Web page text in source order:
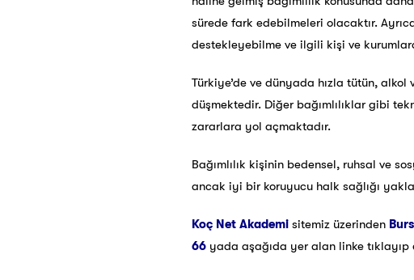
sürede fark edebilmeleri olacaktır.
destekleyebilme ve ilgili kişi ve
Türkiye’de ve dünyada hızla tütün,
düşmektedir. Diğer bağımlılıklar gibi
zararlara yol açmaktadır.
Bağımlılık kişinin bedensel, ruhsal ve
ancak iyi bir koruyucu halk sağlığı
Koç Net Akademi sitemiz üzerinden
66 yada aşağıda yer alan linke